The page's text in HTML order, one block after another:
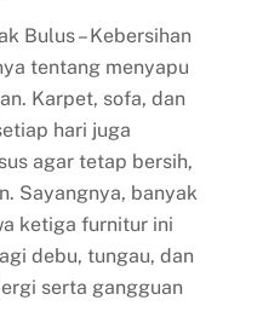
Bulus – Kebersihan
tentang menyapu
Karpet, sofa, dan
hari juga
agar tetap bersih,
Sayangnya, banyak
ketiga furnitur ini
debu, tungau, dan
serta gangguan